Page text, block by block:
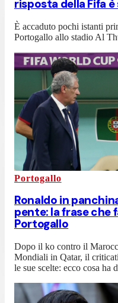
risposta della Fifa
È accaduto pochi istanti
Portogallo allo stadio Al
Portogallo
Ronaldo in
pente: la frase che
Portogallo
Dopo il ko contro il
Mondiali in Qatar, il
le sue scelte: ecco cosa ha